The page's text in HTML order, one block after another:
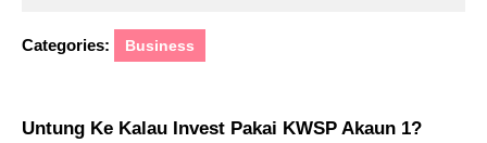
Categories: Business
Untung Ke Kalau Invest Pakai KWSP Akaun 1?